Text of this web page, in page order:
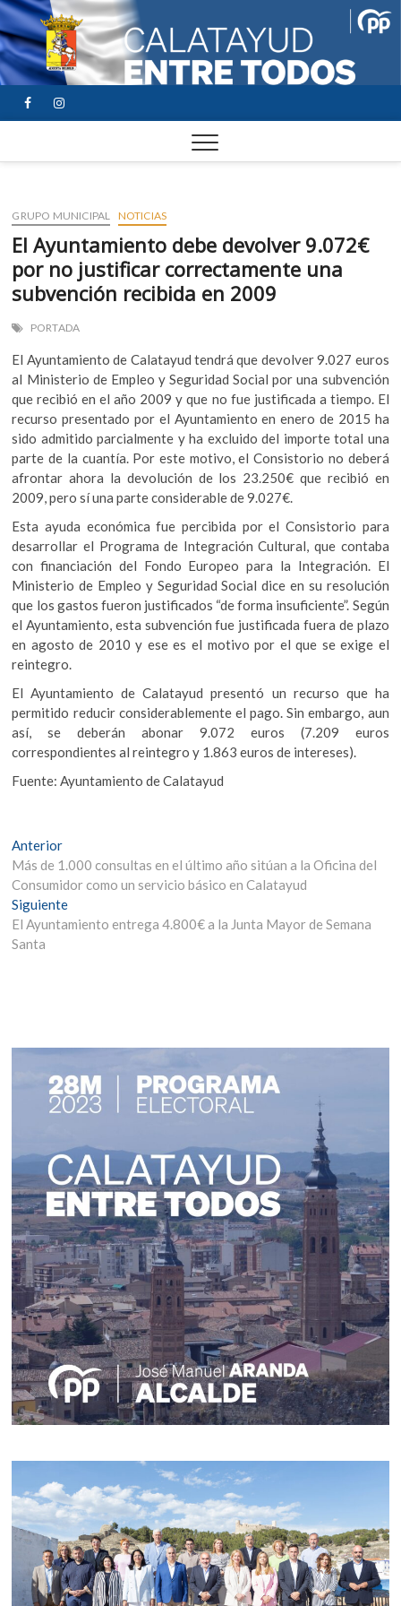
FACEBOOK
YOUTUBE
INSTAGRAM
GRUPO MUNICIPAL NOTICIAS
El Ayuntamiento debe devolver 9.072€
por no justificar correctamente una
subvención recibida en 2009
PORTADA
El Ayuntamiento de Calatayud tendrá que devolver 9.027 euros
al Ministerio de Empleo y Seguridad Social por una subvención
que recibió en el año 2009 y que no fue justificada a tiempo. El
recurso presentado por el Ayuntamiento en enero de 2015 ha
sido admitido parcialmente y ha excluido del importe total una
parte de la cuantía. Por este motivo, el Consistorio no deberá
afrontar ahora la devolución de los 23.250€ que recibió en
2009, pero sí una parte considerable de 9.027€.
Esta ayuda económica fue percibida por el Consistorio para
desarrollar el Programa de Integración Cultural, que contaba
con financiación del Fondo Europeo para la Integración. El
Ministerio de Empleo y Seguridad Social dice en su resolución
que los gastos fueron justificados “de forma insuficiente”. Según
el Ayuntamiento, esta subvención fue justificada fuera de plazo
en agosto de 2010 y ese es el motivo por el que se exige el
reintegro.
El Ayuntamiento de Calatayud presentó un recurso que ha
permitido reducir considerablemente el pago. Sin embargo, aun
así, se deberán abonar 9.072 euros (7.209 euros
correspondientes al reintegro y 1.863 euros de intereses).
Fuente: Ayuntamiento de Calatayud
Navegación
de
entradas
AnteriorEntrada
anterior:
Más de 1.000 consultas en el último año sitúan a la Oficina del
Consumidor como un servicio básico en Calatayud
SiguienteEntrada
siguiente:
El Ayuntamiento entrega 4.800€ a la Junta Mayor de Semana
Santa